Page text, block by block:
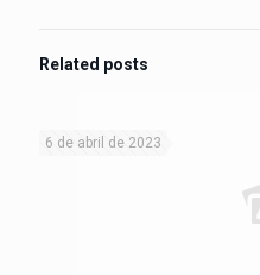
Related posts
6 de abril de 2023